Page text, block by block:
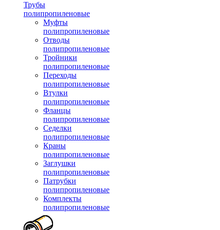
Трубы
полипропиленовые
Муфты
полипропиленовые
Отводы
полипропиленовые
Тройники
полипропиленовые
Переходы
полипропиленовые
Втулки
полипропиленовые
Фланцы
полипропиленовые
Седелки
полипропиленовые
Краны
полипропиленовые
Заглушки
полипропиленовые
Патрубки
полипропиленовые
Комплекты
полипропиленовые